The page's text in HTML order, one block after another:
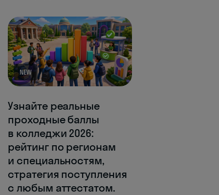
NEW
Узнайте реальные
проходные баллы
в колледжи 2026:
рейтинг по регионам
и специальностям,
стратегия поступления
с любым аттестатом.